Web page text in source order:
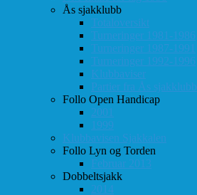
Ås sjakklubb
Totaloversikt
Turneringer 1981-1986
Turneringer 1987-1991
Turneringer 1992-1996
Klubbaviser
Partier fra Ås sjakklubb
Follo Open Handicap
2001
1999
Klubbavisen Sjakkalen
Follo Lyn og Torden
Februar 2013
Dobbeltsjakk
2014